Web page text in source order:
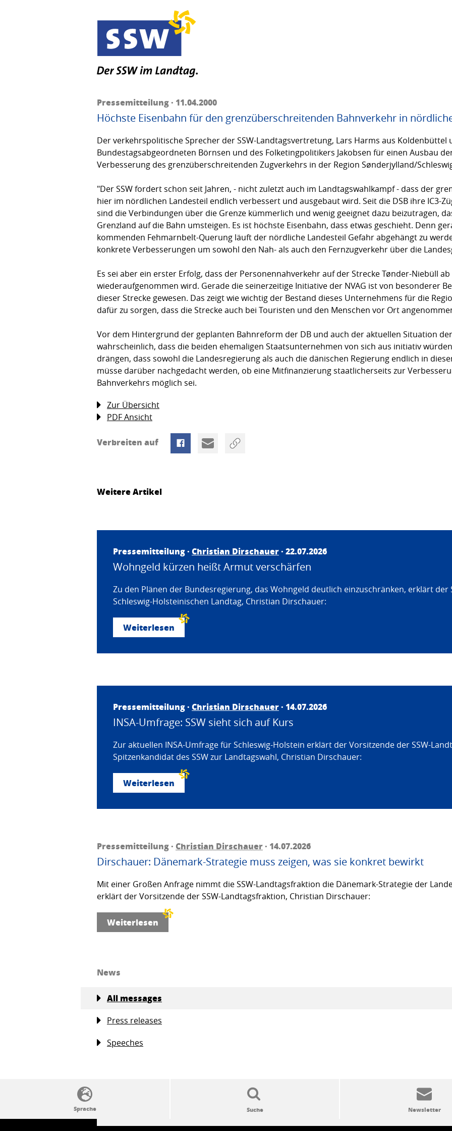
Pressemitteilung · 11.04.2000
Höchste Eisenbahn für den grenzüberschreitenden Bahnverkehr in
Der verkehrspolitische Sprecher der SSW-Landtagsvertretung, Lars Harms aus
Bundestagsabgeordneten Börnsen und des Folketingpolitikers Jakobsen für einen Ausbau
Verbesserung des grenzüberschreitenden Zugverkehrs in der Region Sønderjylland/
"Der SSW fordert schon seit Jahren, - nicht zuletzt auch im Landtagswahlkampf - dass der
hier im nördlichen Landesteil endlich verbessert und ausgebaut wird. Seit die DSB ihre IC3-
sind die Verbindungen über die Grenze kümmerlich und wenig geeignet dazu beizutragen,
Grenzland auf die Bahn umsteigen. Es ist höchste Eisenbahn, dass etwas geschieht. Denn
kommenden Fehmarnbelt-Querung läuft der nördliche Landesteil Gefahr abgehängt zu
konkrete Verbesserungen um sowohl den Nah- als auch den Fernzugverkehr über die
Es sei aber ein erster Erfolg, dass der Personennahverkehr auf der Strecke Tønder-Niebüll
wiederaufgenommen wird. Gerade die seinerzeitige Initiative der NVAG ist von besonderer
dieser Strecke gewesen. Das zeigt wie wichtig der Bestand dieses Unternehmens für die
dafür zu sorgen, dass die Strecke auch bei Touristen und den Menschen vor Ort
Vor dem Hintergrund der geplanten Bahnreform der DB und auch der aktuellen Situation der
wahrscheinlich, dass die beiden ehemaligen Staatsunternehmen von sich aus initiativ
drängen, dass sowohl die Landesregierung als auch die dänischen Regierung endlich in
müsse darüber nachgedacht werden, ob eine Mitfinanzierung staatlicherseits zur
Bahnverkehrs möglich sei.
Zur Übersicht
PDF Ansicht
Verbreiten auf
Weitere Artikel
Pressemitteilung · Christian Dirschauer· 22.07.2026
Wohngeld kürzen heißt Armut verschärfen
Zu den Plänen der Bundesregierung, das Wohngeld deutlich einzuschränken, erklärt der
Schleswig-Holsteinischen Landtag, Christian Dirschauer:
Weiterlesen
Pressemitteilung · Christian Dirschauer· 14.07.2026
INSA-Umfrage: SSW sieht sich auf Kurs
Zur aktuellen INSA-Umfrage für Schleswig-Holstein erklärt der Vorsitzende der SSW-
Spitzenkandidat des SSW zur Landtagswahl, Christian Dirschauer:
Weiterlesen
Pressemitteilung · Christian Dirschauer· 14.07.2026
Dirschauer: Dänemark-Strategie muss zeigen, was sie konkret bewirkt
Mit einer Großen Anfrage nimmt die SSW-Landtagsfraktion die Dänemark-Strategie der
erklärt der Vorsitzende der SSW-Landtagsfraktion, Christian Dirschauer:
Weiterlesen
News
All messages
Press releases
Speeches